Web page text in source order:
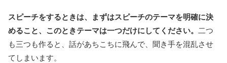
スピーチをするときは、まずはスピーチのテーマを明確に決
めること、このときテーマは一つだけにしてください。
二つ
も三つも作ると、話があちこちに飛んで、聞き手を混乱させ
てしまいます。